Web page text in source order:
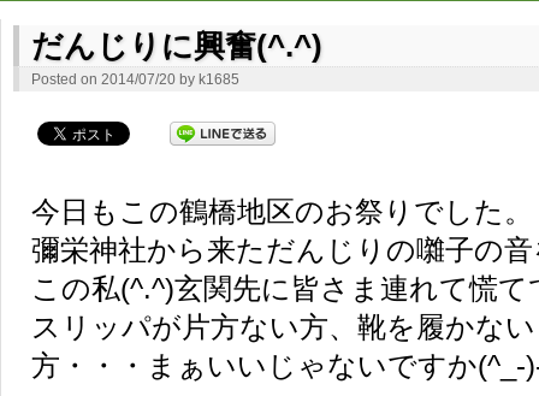
だんじりに興奮(^.^)
Posted on 2014/07/20 by k1685
今日もこの鶴橋地区のお祭りでした。
彌栄神社から来ただんじりの囃子の
この私(^.^)玄関先に皆さま連れて慌
スリッパが片方ない方、靴を履かな
方・・・まぁいいじゃないですか